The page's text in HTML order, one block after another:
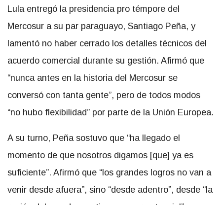
Lula entregó la presidencia pro témpore del
Mercosur a su par paraguayo, Santiago Peña, y
lamentó no haber cerrado los detalles técnicos del
acuerdo comercial durante su gestión. Afirmó que
“nunca antes en la historia del Mercosur se
conversó con tanta gente”, pero de todos modos
“no hubo flexibilidad” por parte de la Unión Europea.
A su turno, Peña sostuvo que “ha llegado el
momento de que nosotros digamos [que] ya es
suficiente”. Afirmó que “los grandes logros no van a
venir desde afuera”, sino “desde adentro”, desde “la